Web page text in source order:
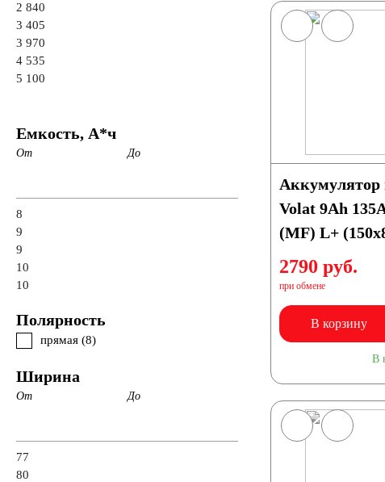
2 840
3 405
3 970
4 535
5 100
Емкость, А*ч
От До
8
9
9
10
10
Полярность
прямая (8)
Ширина
От До
77
80
Volat 9Ah
(MF) L+
2790 руб.
при обмене
В корзину
В